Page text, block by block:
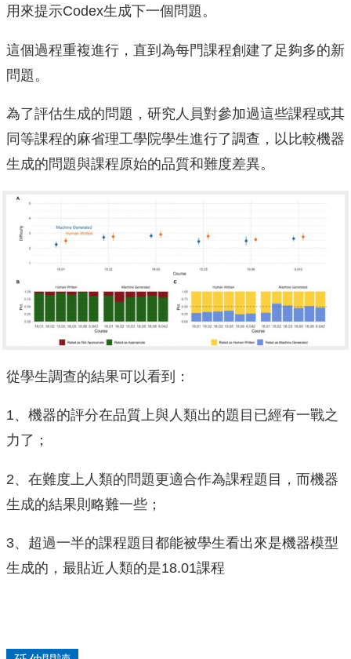
用來提示Codex生成下一個問題。
這個過程重複進行，直到為每門課程創建了足夠多的新
問題。
為了評估生成的問題，研究人員對參加過這些課程或其
同等課程的麻省理工學院學生進行了調查，以比較機器
生成的問題與課程原始的品質和難度差異。
從學生調查的結果可以看到：
1、機器的評分在品質上與人類出的題目已經有一戰之
力了；
2、在難度上人類的問題更適合作為課程題目，而機器
生成的結果則略難一些；
3、超過一半的課程題目都能被學生看出來是機器模型
生成的，最貼近人類的是18.01課程